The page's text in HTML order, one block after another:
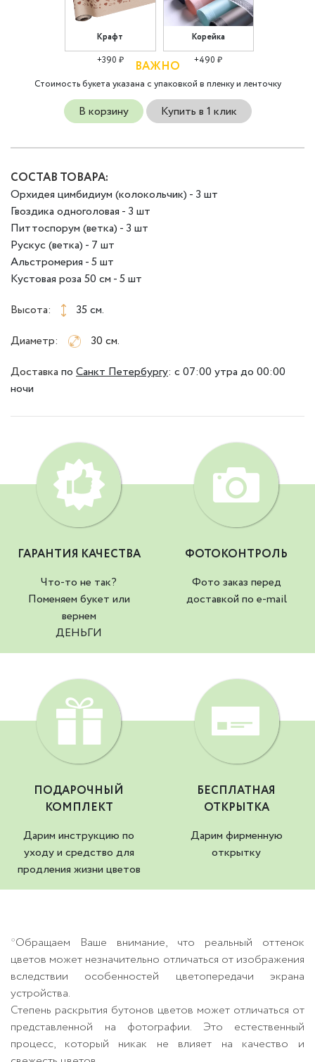
Крафт
+390 ₽
Корейка
+490 ₽
ВАЖНО
Стоимость букета указана с упаковкой в пленку и ленточку
В корзину Купить в 1 клик
СОСТАВ ТОВАРА:
Орхидея цимбидиум (колокольчик) - 3 шт
Гвоздика одноголовая - 3 шт
Питтоспорум (ветка) - 3 шт
Рускус (ветка) - 7 шт
Альстромерия - 5 шт
Кустовая роза 50 см - 5 шт
Высота:
35 см.
Диаметр:
30 см.
Доставка по Санкт Петербургу: с 07:00 утра до 00:00
ночи
ГАРАНТИЯ КАЧЕСТВА
Что-то не так?
Поменяем букет или
вернем
ДЕНЬГИ
ФОТОКОНТРОЛЬ
Фото заказ перед
доставкой по e-mail
ПОДАРОЧНЫЙ
КОМПЛЕКТ
Дарим инструкцию по
уходу и средство для
продления жизни цветов
БЕСПЛАТНАЯ
ОТКРЫТКА
Дарим фирменную
открытку
*Обращаем Ваше внимание, что реальный оттенок
цветов может незначительно отличаться от изображения
вследствии особенностей цветопередачи экрана
устройства.
Степень раскрытия бутонов цветов может отличаться от
представленной на фотографии. Это естественный
процесс, который никак не влияет на качество и